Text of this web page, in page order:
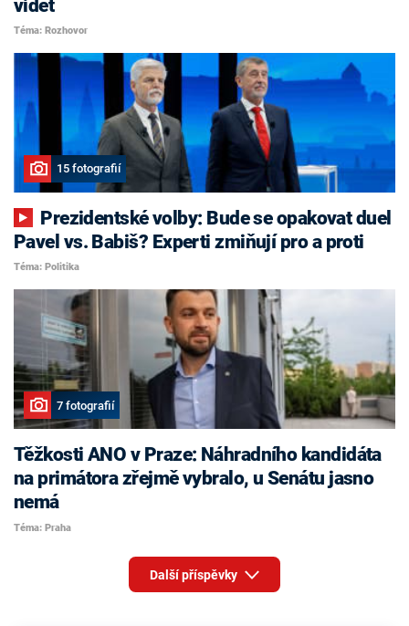
vidět
Téma: Rozhovor
15 fotografií
Pavel vs. Babiš? Experti zmiňují pro a proti
Téma: Politika
7 fotografií
Těžkosti ANO v Praze: Náhradního kandidáta
na primátora zřejmě vybralo, u Senátu jasno
nemá
Téma: Praha
Další příspěvky